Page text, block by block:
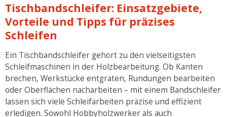
Tischbandschleifer: Einsatzgebiete,
Vorteile und Tipps für präzises
Schleifen
Ein Tischbandschleifer gehört zu den vielseitigsten
Schleifmaschinen in der Holzbearbeitung. Ob Kanten
brechen, Werkstücke entgraten, Rundungen bearbeiten
oder Oberflächen nacharbeiten – mit einem Bandschleifer
lassen sich viele Schleifarbeiten präzise und effizient
erledigen. Sowohl Hobbyholzwerker als auch